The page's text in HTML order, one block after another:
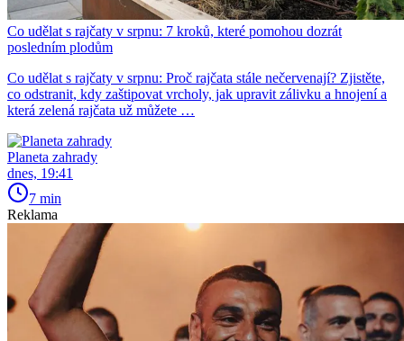
Co udělat s rajčaty v srpnu: 7 kroků, které pomohou dozrát
posledním plodům
Co udělat s rajčaty v srpnu: Proč rajčata stále nečervenají? Zjistěte,
co odstranit, kdy zaštipovat vrcholy, jak upravit zálivku a hnojení a
která zelená rajčata už můžete …
Planeta zahrady
dnes, 19:41
7 min
Reklama